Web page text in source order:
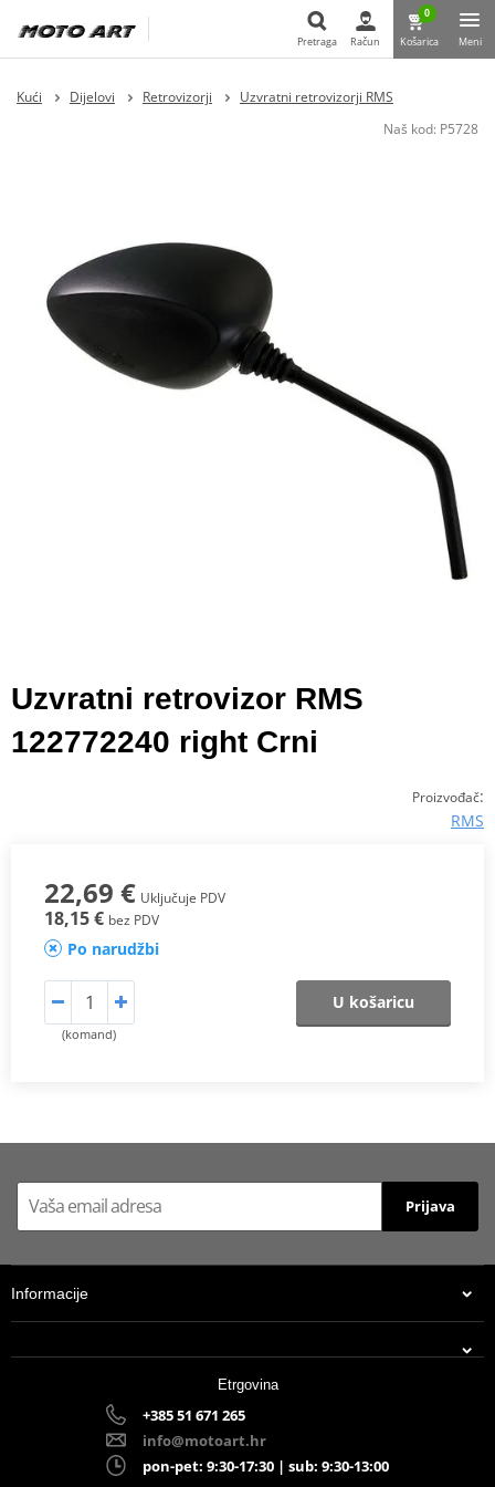
Pretraga Račun
0
Košarica Meni
Kući Dijelovi Retrovizorji
Uzvratni retrovizorji RMS
Naš kod: P5728
Uzvratni retrovizor RMS
122772240 right Crni
Proizvođač:
RMS
22,69 € Uključuje PDV
18,15 € bez PDV
Po narudžbi
(komand)
U košaricu
Prijava
Informacije
Etrgovina
+385 51 671 265
info@motoart.hr
pon-pet: 9:30-17:30 | sub: 9:30-13:00